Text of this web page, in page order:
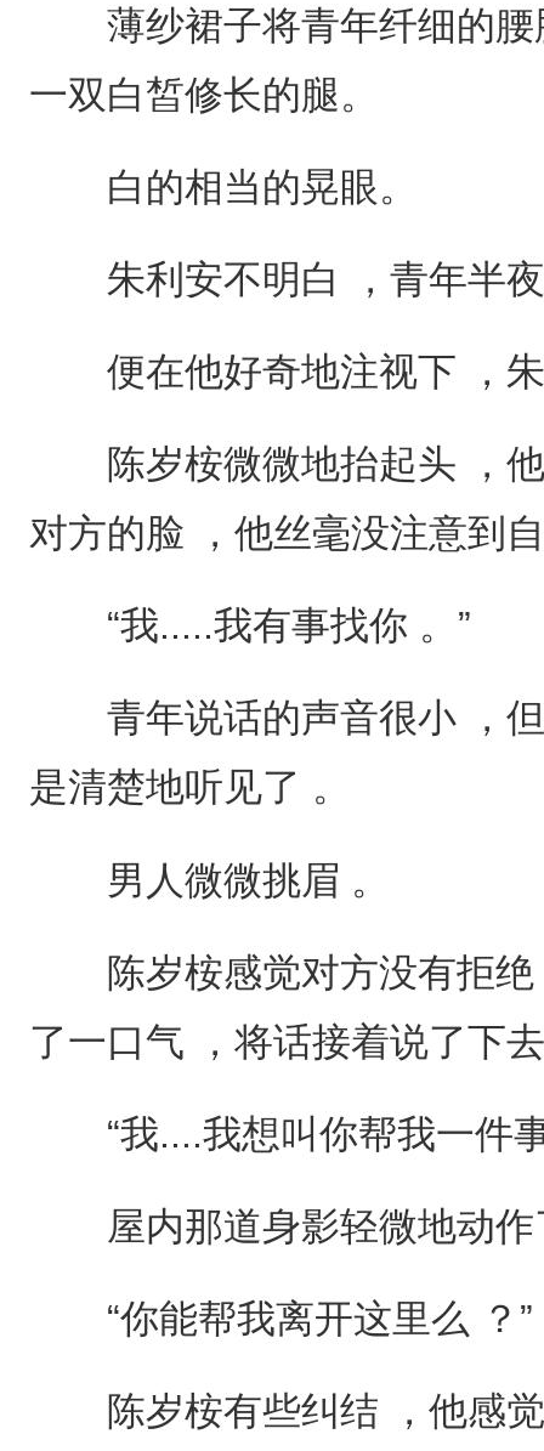
薄纱裙子将青年纤细的腰
一双白皙修长的腿。
白的相当的晃眼。
朱利安不明白 ，青年半夜
便在他好奇地注视下 ，朱
陈岁桉微微地抬起头 ，他
对方的脸 ，他丝毫没注意到
“我.....我有事找你 。”
青年说话的声音很小 ，但
是清楚地听见了 。
男人微微挑眉 。
陈岁桉感觉对方没有拒绝
了一口气 ，将话接着说了下
“我....我想叫你帮我一件
屋内那道身影轻微地动作
“你能帮我离开这里么 ？”
陈岁桉有些纠结 ，他感觉